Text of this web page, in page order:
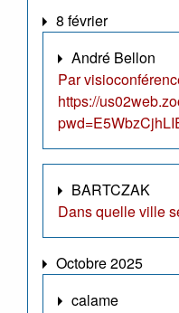
8 février
André Bellon
Par
https://
BARTCZAK
Dans quelle ville
Octobre 2025
calame